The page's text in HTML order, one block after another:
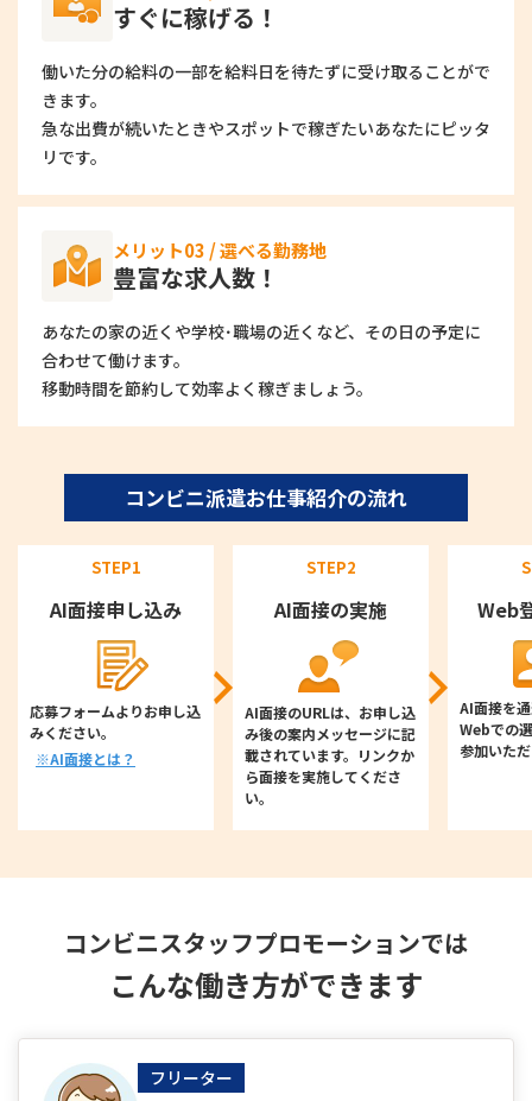
すぐに稼げる！
働いた分の給料の一部を給料日を待たずに受け取ることがで
きます。
急な出費が続いたときやスポットで稼ぎたいあなたにピッタ
リです。
メリット03 / 選べる勤務地
豊富な求人数！
あなたの家の近くや学校･職場の近くなど、その日の予定に
合わせて働けます。
移動時間を節約して効率よく稼ぎましょう。
コンビニ派遣お仕事紹介の流れ
STEP1
AI面接申し込み
応募フォームよりお申し込
みください。
※AI面接とは？
STEP2
AI面接の実施
AI面接のURLは、お申し込
み後の案内メッセージに記
載されています。リンクか
ら面接を実施してくださ
い。
Web
AI面接を
Webでの
参加いた
コンビニスタッフプロモーションでは
こんな働き方ができます
フリーター